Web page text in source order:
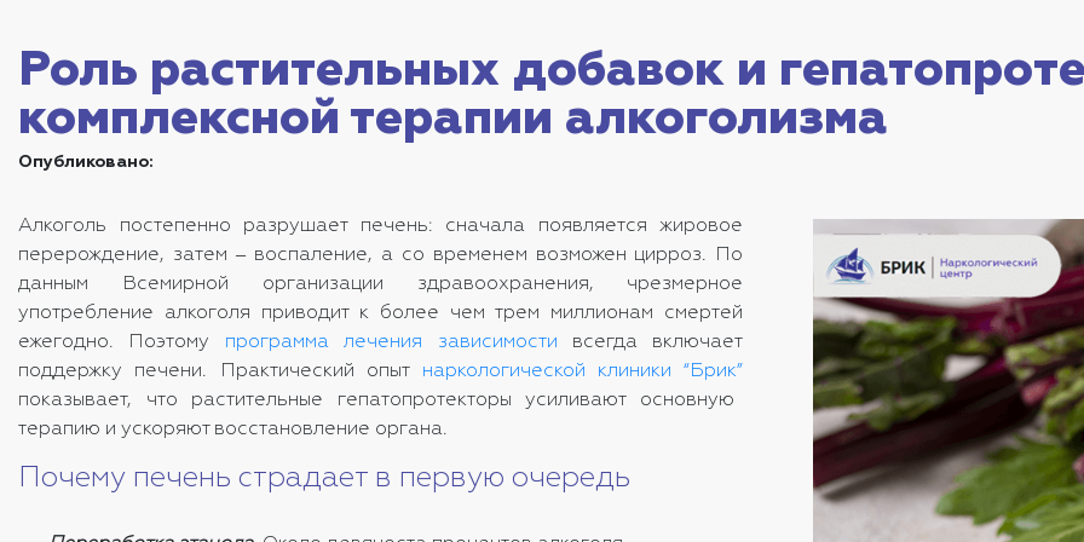
Роль растительных добавок и
комплексной терапии алкоголизма
Опубликовано:
Алкоголь постепенно разрушает печень: сначала появляется жировое
перерождение, затем ‒ воспаление, а со временем возможен цирроз. По
данным Всемирной организации здравоохранения, чрезмерное
употребление алкоголя приводит к более чем трем миллионам смертей
ежегодно. Поэтому программа лечения зависимости всегда включает
поддержку печени. Практический опыт наркологической клиники “Брик”
показывает, что растительные гепатопротекторы усиливают основную
терапию и ускоряют восстановление органа.
Почему печень страдает в первую очередь